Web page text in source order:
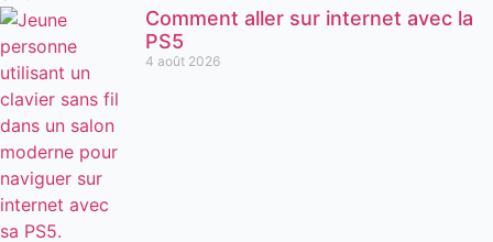
Comment aller sur internet avec la
PS5
4 août 2026